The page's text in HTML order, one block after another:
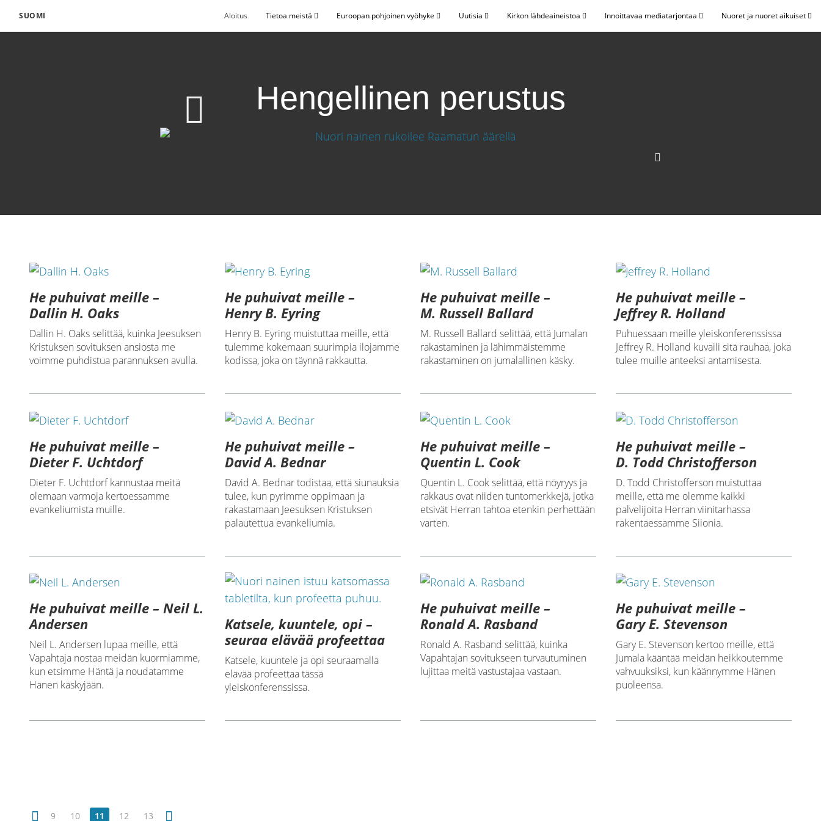
SUOMI Aloitus Tietoa meistä Euroopan pohjoinen vyöhyke Uutisia Kirkon lähdeaineistoa Innoittavaa mediatarjontaa Nuoret ja nuoret aikuiset
Hengellinen perustus
He puhuivat meille –
Dallin H. Oaks
Dallin H. Oaks selittää, kuinka Jeesuksen
Kristuksen sovituksen ansiosta me
voimme puhdistua parannuksen avulla.
He puhuivat meille –
Henry B. Eyring
Henry B. Eyring muistuttaa meille, että
tulemme kokemaan suurimpia ilojamme
kodissa, joka on täynnä rakkautta.
He puhuivat meille –
M. Russell Ballard
M. Russell Ballard selittää, että Jumalan
rakastaminen ja lähimmäistemme
rakastaminen on jumalallinen käsky.
He puhuivat meille –
Jeffrey R. Holland
Puhuessaan meille yleiskonferenssissa
Jeffrey R. Holland kuvaili sitä rauhaa, joka
tulee muille anteeksi antamisesta.
He puhuivat meille –
Dieter F. Uchtdorf
Dieter F. Uchtdorf kannustaa meitä
olemaan varmoja kertoessamme
evankeliumista muille.
He puhuivat meille –
David A. Bednar
David A. Bednar todistaa, että siunauksia
tulee, kun pyrimme oppimaan ja
rakastamaan Jeesuksen Kristuksen
palautettua evankeliumia.
He puhuivat meille –
Quentin L. Cook
Quentin L. Cook selittää, että nöyryys ja
rakkaus ovat niiden tuntomerkkejä, jotka
etsivät Herran tahtoa etenkin perhettään
varten.
He puhuivat meille –
D. Todd Christofferson
D. Todd Christofferson muistuttaa
meille, että me olemme kaikki
palvelijoita Herran viinitarhassa
rakentaessamme Siionia.
He puhuivat meille – Neil L.
Andersen
Neil L. Andersen lupaa meille, että
Vapahtaja nostaa meidän kuormiamme,
kun etsimme Häntä ja noudatamme
Hänen käskyjään.
Katsele, kuuntele, opi –
seuraa elävää profeettaa
Katsele, kuuntele ja opi seuraamalla
elävää profeettaa tässä
yleiskonferenssissa.
He puhuivat meille –
Ronald A. Rasband
Ronald A. Rasband selittää, kuinka
Vapahtajan sovitukseen turvautuminen
lujittaa meitä vastustajaa vastaan.
He puhuivat meille –
Gary E. Stevenson
Gary E. Stevenson kertoo meille, että
Jumala kääntää meidän heikkoutemme
vahvuuksiksi, kun käännymme Hänen
puoleensa.
9 10 11 12 13